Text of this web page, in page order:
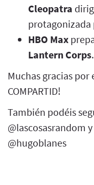
Cleopatra
protagonizada
HBO Max
Lantern Corps.
Muchas gracias por
COMPARTID!
También podéis
@lascosasrandom
@hugoblanes